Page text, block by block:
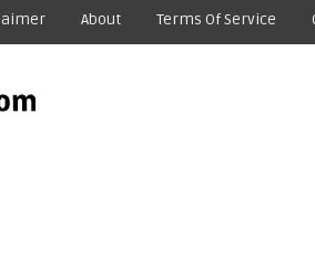
About Terms Of Service